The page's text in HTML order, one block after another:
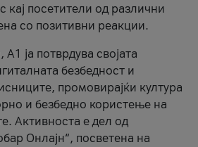
кај посетители од различни
со позитивни реакции.
ја потврдува својата
безбедност и
промовирајќи култура
и безбедно користење на
Активноста е дел од
Онлајн“, посветена на